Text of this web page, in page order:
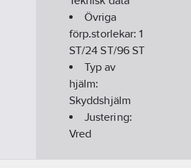
Övriga
förp.storlekar:1
ST/24 ST/96 ST
Typ av
hjälm:
Skyddshjälm
Justering:
Vred